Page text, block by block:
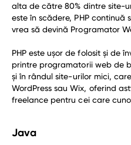
alta de către 80% dintre site-
este în scădere, PHP continuă
vrea să devină Programator
PHP este ușor de folosit și de
printre programatorii web de
și în rândul site-urilor mici,
WordPress sau Wix, oferind
freelance pentru cei care
Java